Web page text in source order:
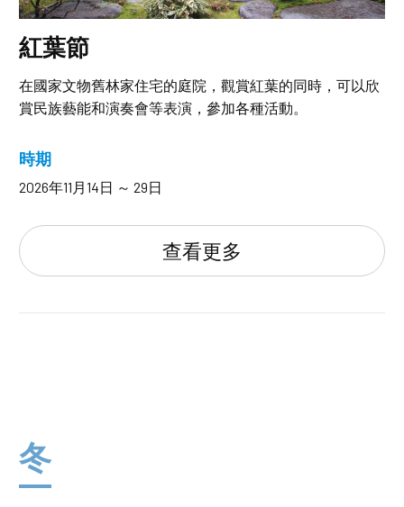
紅葉節
在國家文物舊林家住宅的庭院，觀賞紅葉的同時，可以欣
賞民族藝能和演奏會等表演，參加各種活動。
時期
2026年11月14日 ～ 29日
查看更多
冬